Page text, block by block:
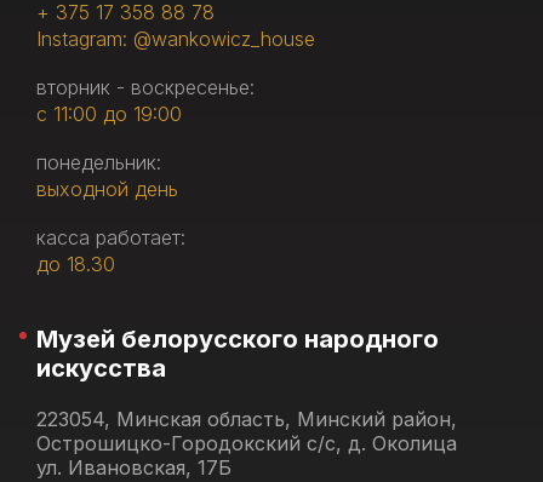
+ 375 17 358 88 78
Instagram: @wankowicz_house
вторник - воскресенье:
с 11:00 до 19:00
понедельник:
выходной день
касса работает:
до 18.30
Музей белорусского народного
искусства
223054, Минская область, Минский район,
Острошицко-Городокский с/с, д. Околица
ул. Ивановская, 17Б